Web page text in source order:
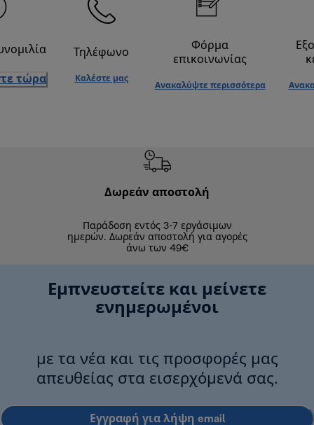
τώρα
Τηλέφωνο
Καλέστε μας
Φόρμα
επικοινωνίας
Ανακαλύψτε περισσότερα
Δωρεάν αποστολή
Παράδοση εντός 3-7 εργάσιμων
ημερών. Δωρεάν αποστολή για αγορές
άνω των 49€
Εμπνευστείτε και μείνετε
ενημερωμένοι
με τα νέα και τις προσφορές μας
απευθείας στα εισερχόμενά σας.
Εγγραφή για λήψη email